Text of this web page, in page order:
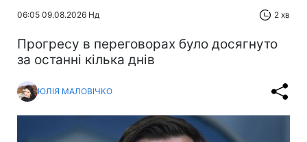
06:05 09.08.2026 Нд 2 хв
Прогресу в переговорах було досягнуто
за останні кілька днів
ЮЛІЯ МАЛОВІЧКО